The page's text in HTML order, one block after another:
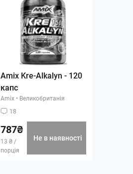
Amix Kre-Alkalyn - 120
капс
Amix • Великобританія
18
787₴
13 ₴ /
порція
Не в наявності